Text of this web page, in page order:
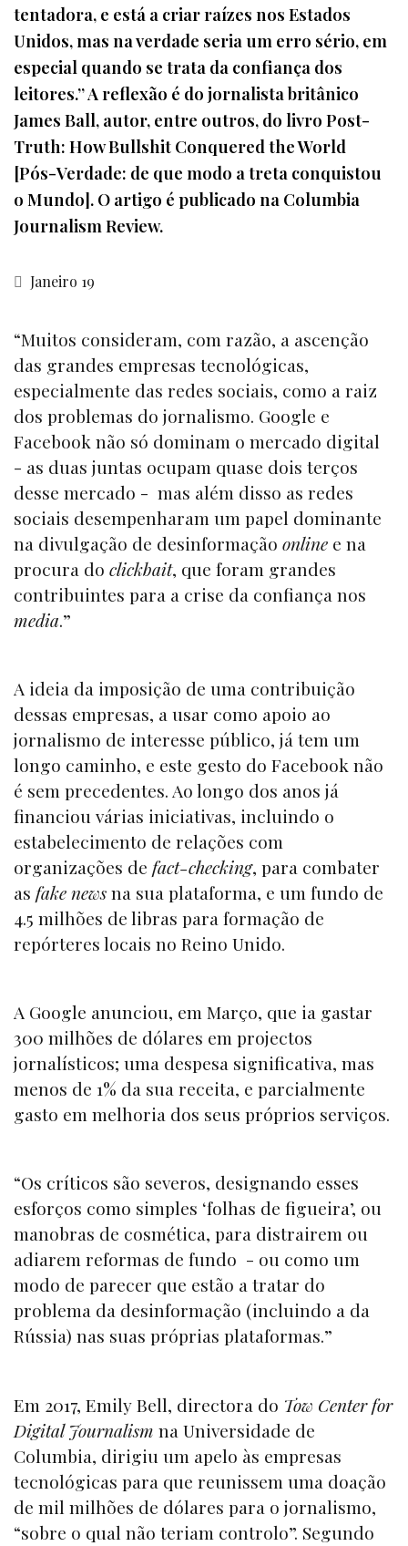
tentadora, e está a criar raízes nos Estados
Unidos, mas na verdade seria um erro sério, em
especial quando se trata da confiança dos
leitores.” A reflexão é do jornalista britânico
James Ball, autor, entre outros, do livro Post-
Truth: How Bullshit Conquered the World
[Pós-Verdade: de que modo a treta conquistou
o Mundo]. O artigo é publicado na Columbia
Journalism Review.
Janeiro 19
“Muitos consideram, com razão, a ascenção
das grandes empresas tecnológicas,
especialmente das redes sociais, como a raiz
dos problemas do jornalismo. Google e
Facebook não só dominam o mercado digital
- as duas juntas ocupam quase dois terços
desse mercado - mas além disso as redes
sociais desempenharam um papel dominante
na divulgação de desinformação online e na
procura do clickbait, que foram grandes
contribuintes para a crise da confiança nos
media.”
A ideia da imposição de uma contribuição
dessas empresas, a usar como apoio ao
jornalismo de interesse público, já tem um
longo caminho, e este gesto do Facebook não
é sem precedentes. Ao longo dos anos já
financiou várias iniciativas, incluindo o
estabelecimento de relações com
organizações de fact-checking, para combater
as fake newsna sua plataforma, e um fundo de
4.5 milhões de libras para formação de
repórteres locais no Reino Unido.
A Google anunciou, em Março, que ia gastar
300 milhões de dólares em projectos
jornalísticos; uma despesa significativa, mas
menos de 1% da sua receita, e parcialmente
gasto em melhoria dos seus próprios serviços.
“Os críticos são severos, designando esses
esforços como simples ‘folhas de figueira’, ou
manobras de cosmética, para distrairem ou
adiarem reformas de fundo - ou como um
modo de parecer que estão a tratar do
problema da desinformação (incluindo a da
Rússia) nas suas próprias plataformas.”
Em 2017, Emily Bell, directora do Tow Center for
Digital Journalism na Universidade de
Columbia, dirigiu um apelo às empresas
tecnológicas para que reunissem uma doação
de mil milhões de dólares para o jornalismo,
“sobre o qual não teriam controlo”. Segundo